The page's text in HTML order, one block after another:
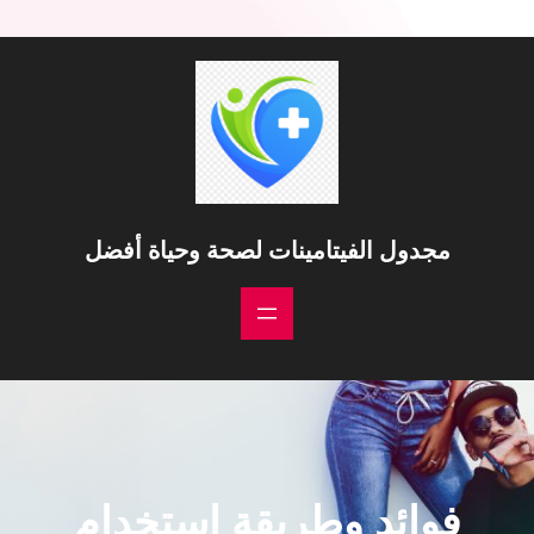
مجدول الفيتامينات لصحة وحياة أفضل
فوائد وطريقة استخدام